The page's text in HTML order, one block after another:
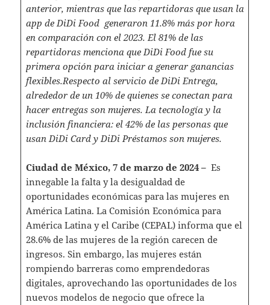
anterior, mientras que las repartidoras que usan la
app de DiDi Food generaron 11.8% más por hora
en comparación con el 2023. El 81% de las
repartidoras menciona que DiDi Food fue su
primera opción para iniciar a generar ganancias
flexibles.Respecto al servicio de DiDi Entrega,
alrededor de un 10% de quienes se conectan para
hacer entregas son mujeres. La tecnología y la
inclusión financiera: el 42% de las personas que
usan DiDi Card y DiDi Préstamos son mujeres.
Ciudad de México, 7 de marzo de 2024 –Es
innegable la falta y la desigualdad de
oportunidades económicas para las mujeres en
América Latina. La Comisión Económica para
América Latina y el Caribe (CEPAL) informa que el
28.6% de las mujeres de la región carecen de
ingresos. Sin embargo, las mujeres están
rompiendo barreras como emprendedoras
digitales, aprovechando las oportunidades de los
nuevos modelos de negocio que ofrece la